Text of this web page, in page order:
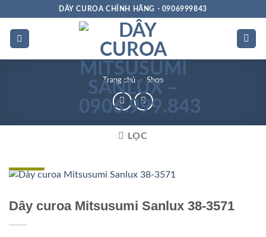
dung
DÂY CUROA CHÍNH HÃNG - 0906999843
Trang chủ » Shop
LỌC
Dây curoa Mitsusumi Sanlux 38-3571